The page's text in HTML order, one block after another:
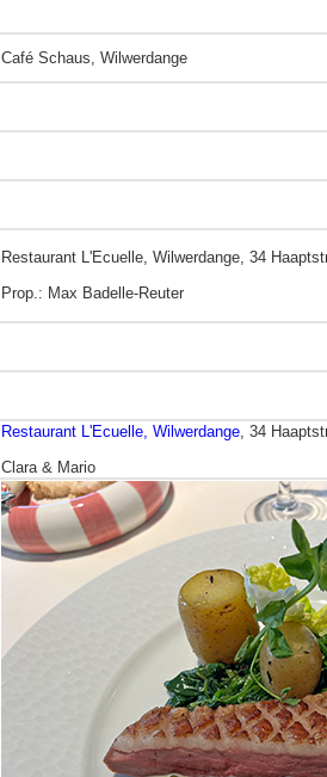
Café Schaus, Wilwerdange
Restaurant L'Ecuelle, Wilwerdange, 34
Prop.: Max Badelle-Reuter
Restaurant L'Ecuelle, Wilwerdange, 34
Clara & Mario